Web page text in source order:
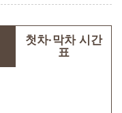
첫차·막차 시간
표